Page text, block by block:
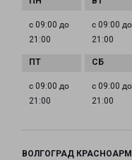
с 09:00 до
21:00
с 09:00 до
21:00
с 09:00 до
21:00
с 09:00 до
21:00
ВОЛГОГРАД